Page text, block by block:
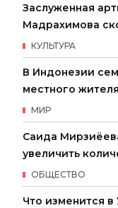
Заслуженная
Мадрахимова
КУЛЬТУРА
В Индонезии
местного жителя
МИР
Саида
увеличить
ОБЩЕСТВО
Что изменится в